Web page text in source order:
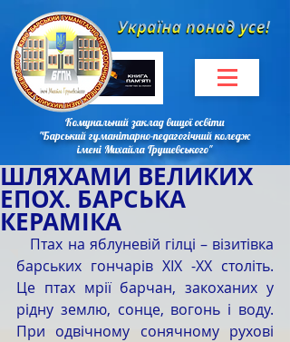
Комунальний заклад вищої освіти
"Барський гуманітарно-педагогічний коледж
імені Михайла Грушевського"
ШЛЯХАМИ ВЕЛИКИХ
ЕПОХ. БАРСЬКА
КЕРАМІКА
барських гончарів ХІХ -ХХ століть.
Це птах мрії барчан, закоханих у
рідну землю, сонце, вогонь і воду.
При одвічному сонячному рухові